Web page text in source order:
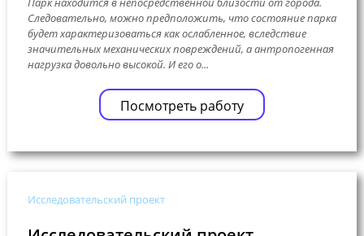
Следовательно, можно предположить, что состояние парка
будет характеризоваться как ослабленное, вследствие
значительных механических повреждений, а антропогенная
нагрузка довольно высокой. И его о...
Посмотреть работу
Исследовательский проект